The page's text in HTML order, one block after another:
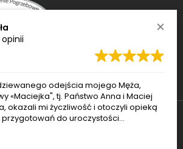
odejścia mojego Męża,
«Maciejka", tj. Państwo Anna i Maciej
okazali mi życzliwość i otoczyli opieką
do uroczystości
podczas pogrzebu. Pani Ania